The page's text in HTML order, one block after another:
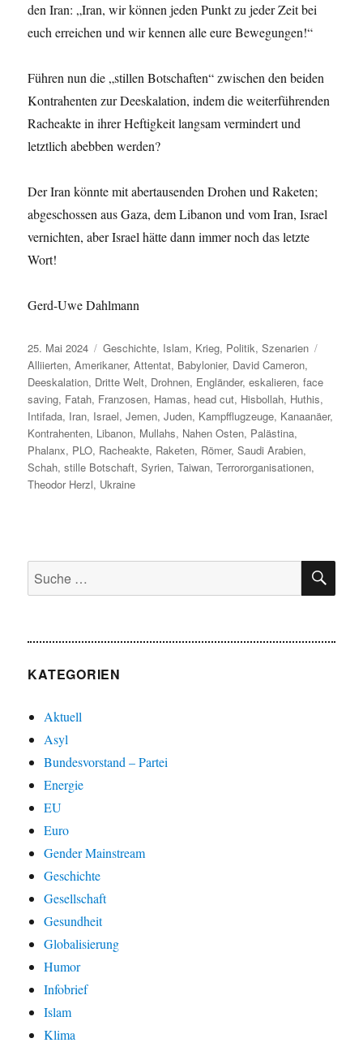
den Iran: „Iran, wir können jeden Punkt zu jeder Zeit bei
euch erreichen und wir kennen alle eure Bewegungen!“
Führen nun die „stillen Botschaften“ zwischen den beiden
Kontrahenten zur Deeskalation, indem die weiterführenden
Racheakte in ihrer Heftigkeit langsam vermindert und
letztlich abebben werden?
Der Iran könnte mit abertausenden Drohen und Raketen;
abgeschossen aus Gaza, dem Libanon und vom Iran, Israel
vernichten, aber Israel hätte dann immer noch das letzte
Wort!
Gerd-Uwe Dahlmann
Veröffentlicht
am
25. Mai 2024 Kategorien
Geschichte, Islam, Krieg, Politik,Szenarien
Alliierten,Amerikaner,Attentat, Babylonier, David Cameron,
Deeskalation, Dritte Welt, Drohnen, Engländer,eskalieren,face
saving, Fatah, Franzosen, Hamas, head cut, Hisbollah, Huthis,
Intifada, Iran, Israel,Jemen,Juden, Kampfflugzeuge, Kanaanäer,
Kontrahenten, Libanon, Mullahs, Nahen Osten, Palästina,
Phalanx, PLO, Racheakte, Raketen, Römer,Saudi Arabien,
Schah,stille Botschaft,Syrien,Taiwan,Terrororganisationen,
Theodor Herzl, Ukraine
Suche
nach:
KATEGORIEN
Aktuell
Asyl
Bundesvorstand – Partei
Energie
EU
Euro
Gender Mainstream
Geschichte
Gesellschaft
Gesundheit
Globalisierung
Humor
Infobrief
Islam
Klima